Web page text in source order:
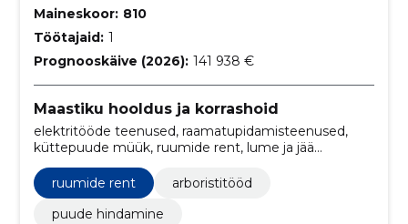
Maineskoor: 810
Töötajaid: 1
Prognooskäive (2026): 141 938 €
Maastiku hooldus ja korrashoid
elektritööde teenused, raamatupidamisteenused,
küttepuude müük, ruumide rent, lume ja jää
eemaldamine, äriplaani koostamine, haagise
rentimise teenus, taimekaitsevahendite
pealekandmine, laua- ja ehituspuidu müük,
professionaalsed lõikusteenused
ruumide rent
arboristitööd
puude hindamine